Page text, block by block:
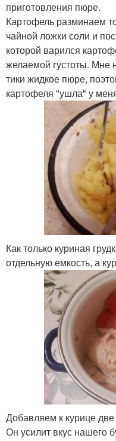
приготовления пюре.
Картофель разминаем
чайной ложки соли и
которой варился
желаемой густоты. Мне
тики жидкое пюре,
картофеля "ушла" у
Как только куриная
отдельную емкость, а
Добавляем к курице
Он усилит вкус нашего